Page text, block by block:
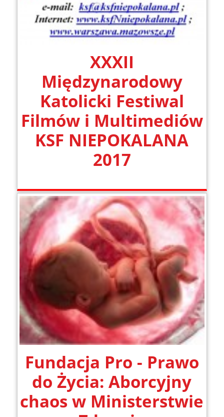
XXXII
Międzynarodowy
Katolicki Festiwal
Filmów i Multimediów
KSF NIEPOKALANA
2017
Fundacja Pro - Prawo
do Życia: Aborcyjny
chaos w Ministerstwie